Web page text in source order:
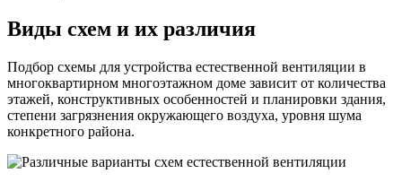
Виды схем и их различия
Подбор схемы для устройства естественной вентиляции в
многоквартирном многоэтажном доме зависит от количества
этажей, конструктивных особенностей и планировки здания,
степени загрязнения окружающего воздуха, уровня шума
конкретного района.